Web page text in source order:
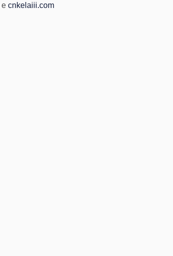
e cnkelaiii.com